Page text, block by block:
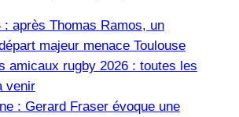
: après Thomas Ramos, un
majeur menace Toulouse
amicaux rugby 2026 : toutes les
venir
: Gerard Fraser évoque une